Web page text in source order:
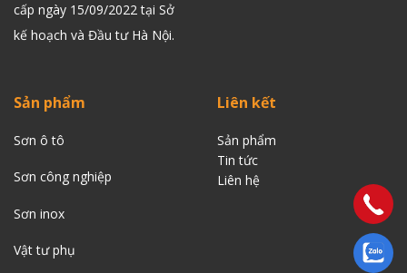
cấp ngày 15/09/2022 tại Sở
kế hoạch và Đầu tư Hà Nội.
Sản phẩm
Sơn ô tô
Sơn công nghiệp
Sơn inox
Vật tư phụ
Liên kết
Sản phẩm
Tin tức
Liên hệ